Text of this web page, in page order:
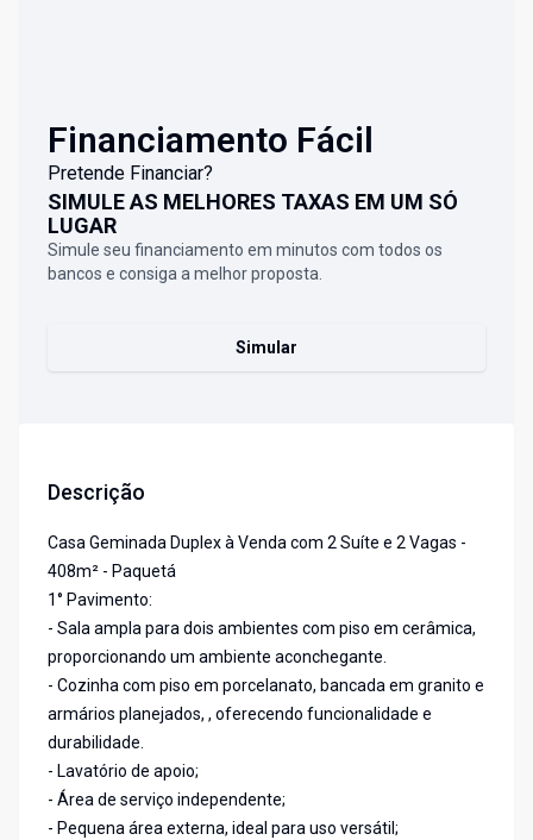
Financiamento Fácil
Pretende Financiar?
SIMULE AS MELHORES TAXAS EM UM SÓ
LUGAR
Simule seu financiamento em minutos com todos os
bancos e consiga a melhor proposta.
Simular
Descrição
Casa Geminada Duplex à Venda com 2 Suíte e 2 Vagas -
408m² - Paquetá
1° Pavimento:
- Sala ampla para dois ambientes com piso em cerâmica,
proporcionando um ambiente aconchegante.
- Cozinha com piso em porcelanato, bancada em granito e
armários planejados, , oferecendo funcionalidade e
durabilidade.
- Lavatório de apoio;
- Área de serviço independente;
- Pequena área externa, ideal para uso versátil;